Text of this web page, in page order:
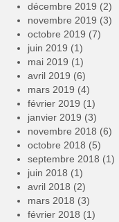
décembre 2019 (2)
novembre 2019 (3)
octobre 2019 (7)
juin 2019 (1)
mai 2019 (1)
avril 2019 (6)
mars 2019 (4)
février 2019 (1)
janvier 2019 (3)
novembre 2018 (6)
octobre 2018 (5)
septembre 2018 (1)
juin 2018 (1)
avril 2018 (2)
mars 2018 (3)
février 2018 (1)